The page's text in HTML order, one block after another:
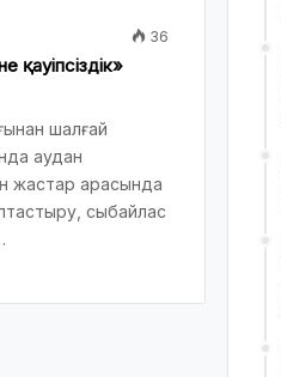
36
қауіпсіздік»
шалғай
аудан
жастар арасында
сыбайлас